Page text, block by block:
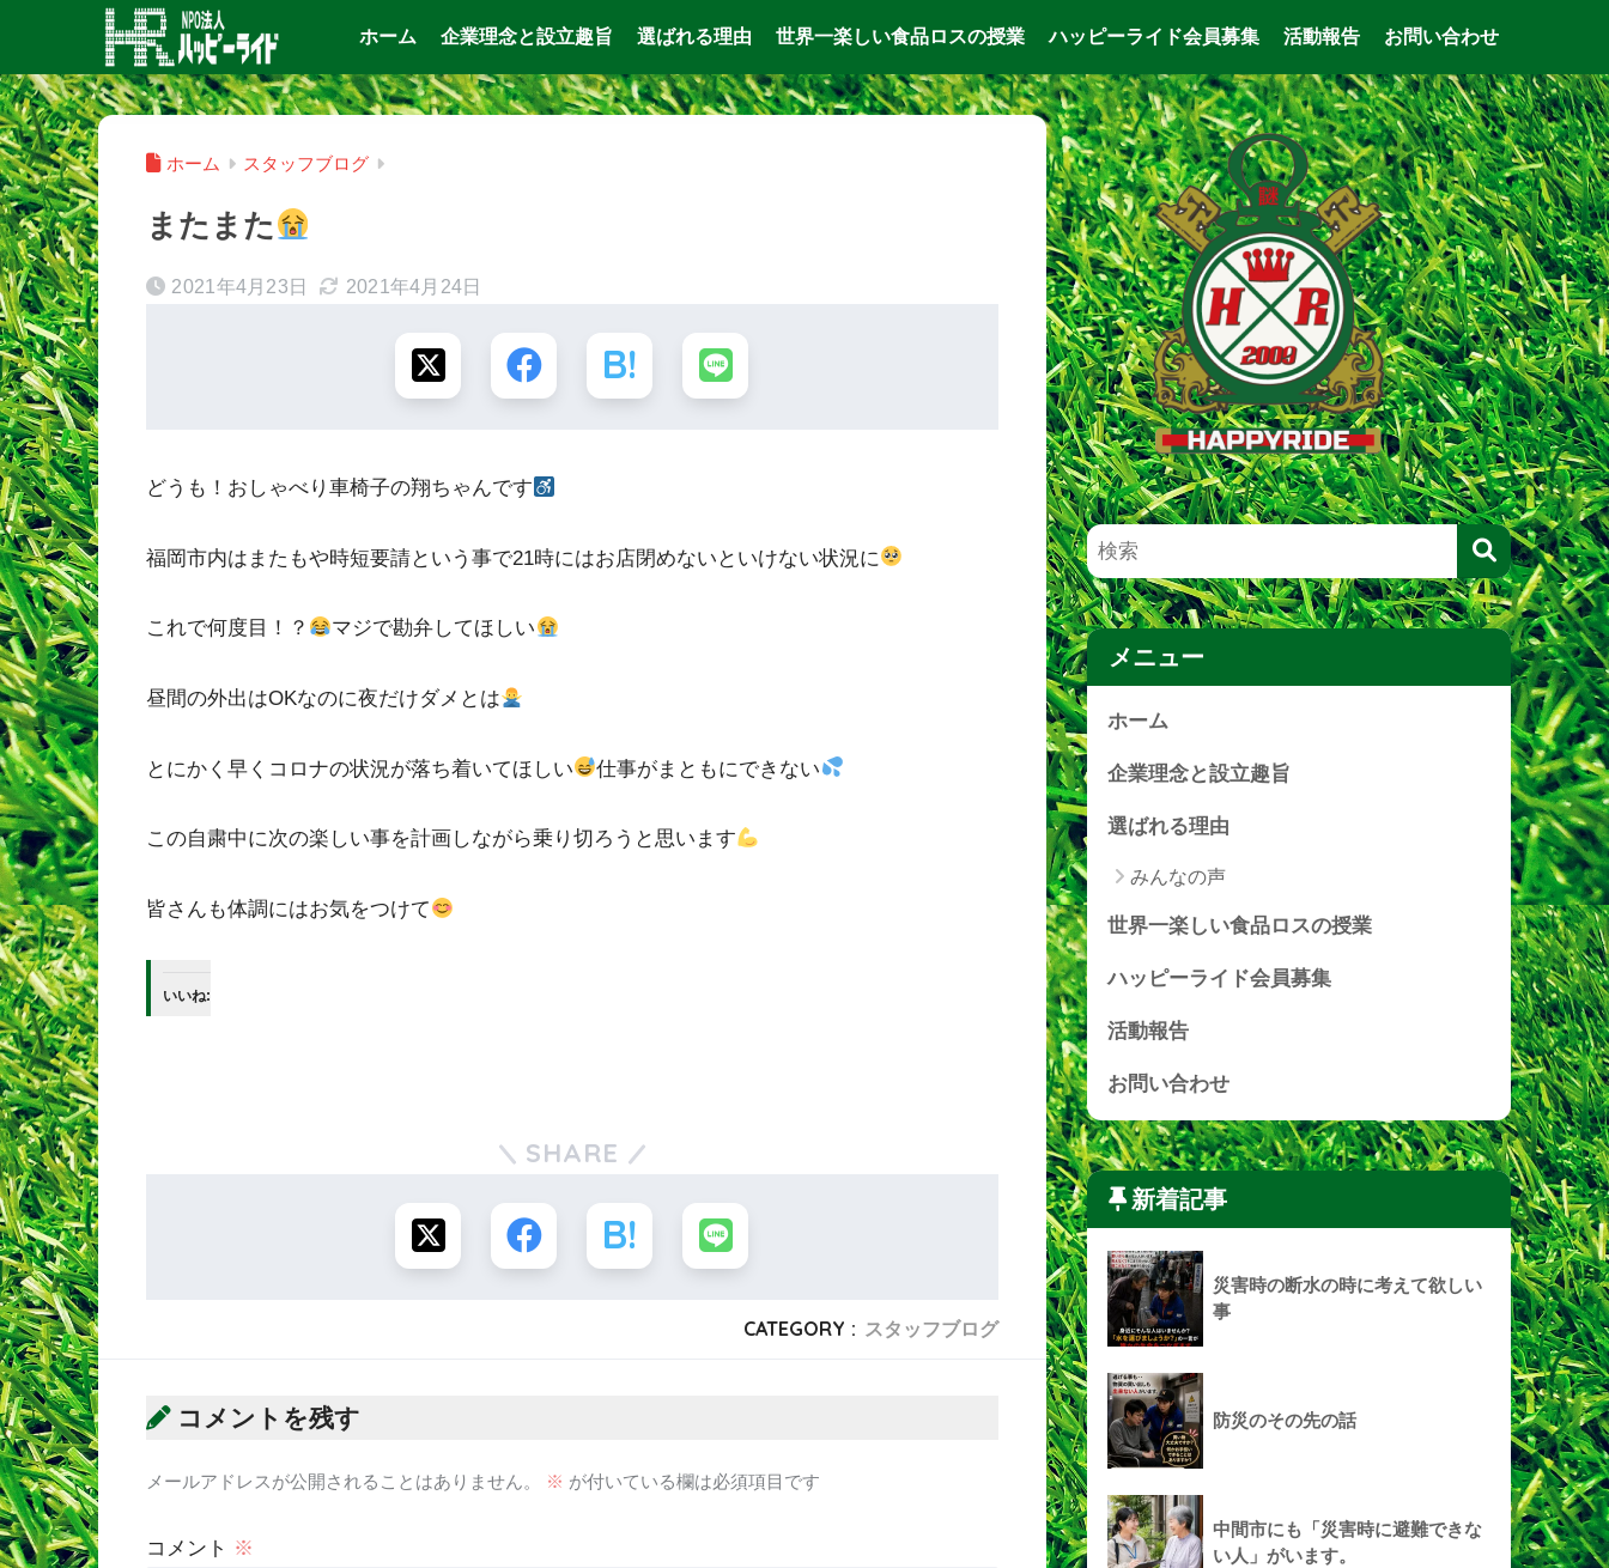
ホーム 企業理念と設立趣旨 選ばれる理由 世界一楽しい食品ロスの授業 ハッピーライド会員募集 活動報告 お問い合わせ
ホーム スタッフブログ
またまた
2021年4月23日 2021年4月24日
どうも！おしゃべり車椅子の翔ちゃんです
福岡市内はまたもや時短要請という事で21時にはお店閉めないといけない状況に
これで何度目！？ マジで勘弁してほしい
昼間の外出はOKなのに夜だけダメとは
とにかく早くコロナの状況が落ち着いてほしい 仕事がまともにできない
この自粛中に次の楽しい事を計画しながら乗り切ろうと思います
皆さんも体調にはお気をつけて
いいね:
SHARE
CATEGORY : スタッフブログ
コメントを残す
メールアドレスが公開されることはありません。 ※ が付いている欄は必須項目です
コメント ※
メニュー
ホーム
企業理念と設立趣旨
選ばれる理由
みんなの声
世界一楽しい食品ロスの授業
ハッピーライド会員募集
活動報告
お問い合わせ
新着記事
災害時の断水の時に考えて欲しい
事
防災のその先の話
中間市にも「災害時に避難できな
い人」がいます。